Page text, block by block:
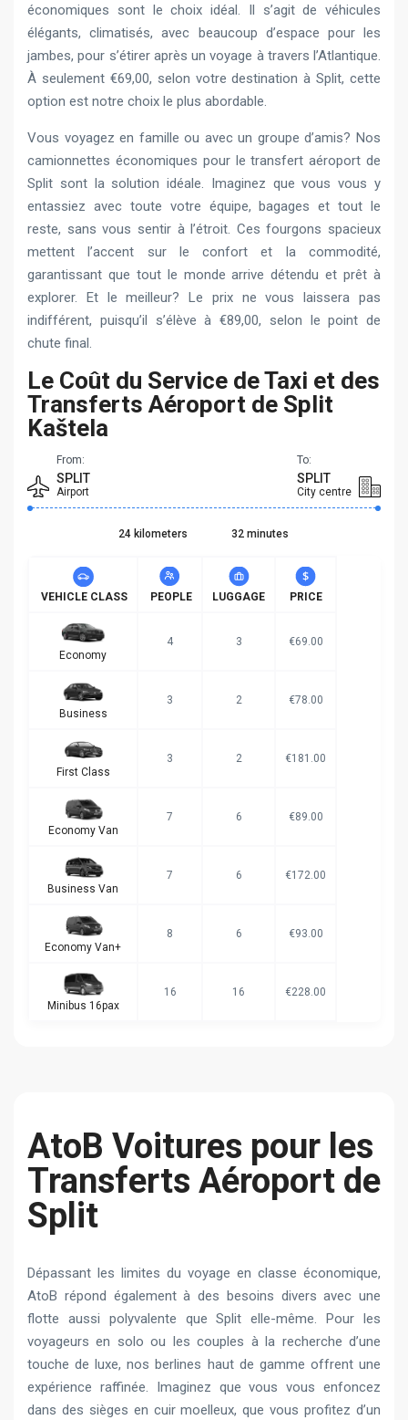
économiques sont le choix idéal. Il s’agit de véhicules
élégants, climatisés, avec beaucoup d’espace pour les
jambes, pour s’étirer après un voyage à travers l’Atlantique.
À seulement €69,00, selon votre destination à Split, cette
option est notre choix le plus abordable.
Vous voyagez en famille ou avec un groupe d’amis? Nos
camionnettes économiques pour le transfert aéroport de
Split sont la solution idéale. Imaginez que vous vous y
entassiez avec toute votre équipe, bagages et tout le
reste, sans vous sentir à l’étroit. Ces fourgons spacieux
mettent l’accent sur le confort et la commodité,
garantissant que tout le monde arrive détendu et prêt à
explorer. Et le meilleur? Le prix ne vous laissera pas
indifférent, puisqu’il s’élève à €89,00, selon le point de
chute final.
Le Coût du Service de Taxi et des
Transferts Aéroport de Split
Kaštela
From:
SPLIT
Airport
To:
SPLIT
City centre
24 kilometers 32 minutes
VEHICLE CLASS PEOPLE LUGGAGE PRICE
Economy
4 3 €69.00
Business
3 2 €78.00
First Class
3 2 €181.00
Economy Van
7 6 €89.00
Business Van
7 6 €172.00
Economy Van+
8 6 €93.00
Minibus 16pax
16 16 €228.00
AtoB Voitures pour les
Transferts Aéroport de
Split
Dépassant les limites du voyage en classe économique,
AtoB répond également à des besoins divers avec une
flotte aussi polyvalente que Split elle-même. Pour les
voyageurs en solo ou les couples à la recherche d’une
touche de luxe, nos berlines haut de gamme offrent une
expérience raffinée. Imaginez que vous vous enfoncez
dans des sièges en cuir moelleux, que vous profitez d’un